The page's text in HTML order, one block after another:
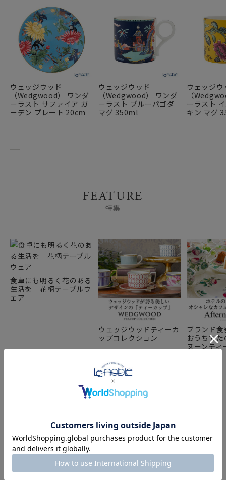
ウェッジウッド
（Wedgwood） ワンダ
ーラスト サファイア ガ
ーデン プレート 20cm
ウェッジウッド
（Wedgwood） ワンダ
ーラスト ブルーパゴダ
マグ 350ml
ウェッジウ
（
ーラスト
キン マグ
FEATURE
特集
食卓にも明るく花のある
生活を 花柄テーブルウ
ェア
ウェッジウッドティーカ
ップコレクション
ブランド
おうちで
ヌーンティ
COMPONENT PRODUCTS
このセットの構成商品